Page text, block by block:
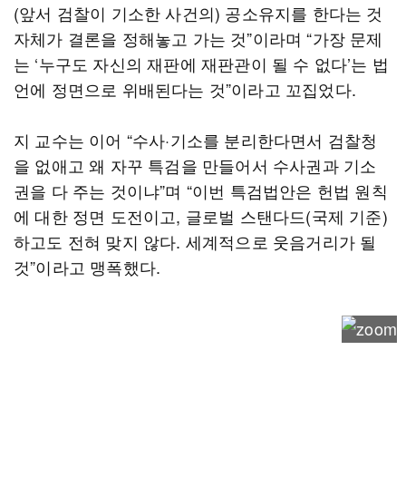
(앞서 검찰이 기소한 사건의) 공소유지를 한다는 것
자체가 결론을 정해놓고 가는 것”이라며 “가장 문제
는 ‘누구도 자신의 재판에 재판관이 될 수 없다’는 법
언에 정면으로 위배된다는 것”이라고 꼬집었다.
지 교수는 이어 “수사·기소를 분리한다면서 검찰청
을 없애고 왜 자꾸 특검을 만들어서 수사권과 기소
권을 다 주는 것이냐”며 “이번 특검법안은 헌법 원칙
에 대한 정면 도전이고, 글로벌 스탠다드(국제 기준)
하고도 전혀 맞지 않다. 세계적으로 웃음거리가 될
것”이라고 맹폭했다.